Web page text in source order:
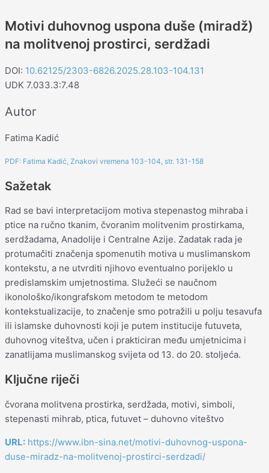
Motivi duhovnog uspona duše (miradž)
na molitvenoj prostirci, serdžadi
DOI: 10.62125/2303-6826.2025.28.103-104.131
UDK 7.033.3:7.48
Autor
Fatima Kadić
PDF: Fatima Kadić, Znakovi vremena 103-104, str. 131-158
Sažetak
Rad se bavi interpretacijom motiva stepenastog mihraba i
ptice na ručno tkanim, čvoranim molitvenim prostirkama,
serdžadama, Anadolije i Centralne Azije. Zadatak rada je
protumačiti značenja spomenutih motiva u muslimanskom
kontekstu, a ne utvrditi njihovo eventualno porijeklo u
predislamskim umjetnostima. Služeći se naučnom
ikonološko/ikongrafskom metodom te metodom
kontekstualizacije, to značenje smo potražili u polju tesavufa
ili islamske duhovnosti koji je putem institucije futuveta,
duhovnog viteštva, učen i prakticiran među umjetnicima i
zanatlijama muslimanskog svijeta od 13. do 20. stoljeća.
Ključne riječi
čvorana molitvena prostirka, serdžada, motivi, simboli,
stepenasti mihrab, ptica, futuvet – duhovno viteštvo
URL: https://www.ibn-sina.net/motivi-duhovnog-uspona-
duse-miradz-na-molitvenoj-prostirci-serdzadi/